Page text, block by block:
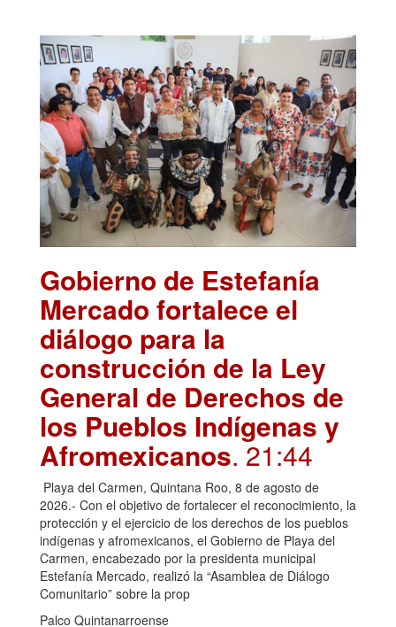
Gobierno de Estefanía
Mercado fortalece el
diálogo para la
construcción de la Ley
General de Derechos de
los Pueblos Indígenas y
Afromexicanos. 21:44
Playa del Carmen, Quintana Roo, 8 de agosto de
2026.- Con el objetivo de fortalecer el reconocimiento, la
protección y el ejercicio de los derechos de los pueblos
indígenas y afromexicanos, el Gobierno de Playa del
Carmen, encabezado por la presidenta municipal
Estefanía Mercado, realizó la “Asamblea de Diálogo
Comunitario” sobre la prop
Palco Quintanarroense